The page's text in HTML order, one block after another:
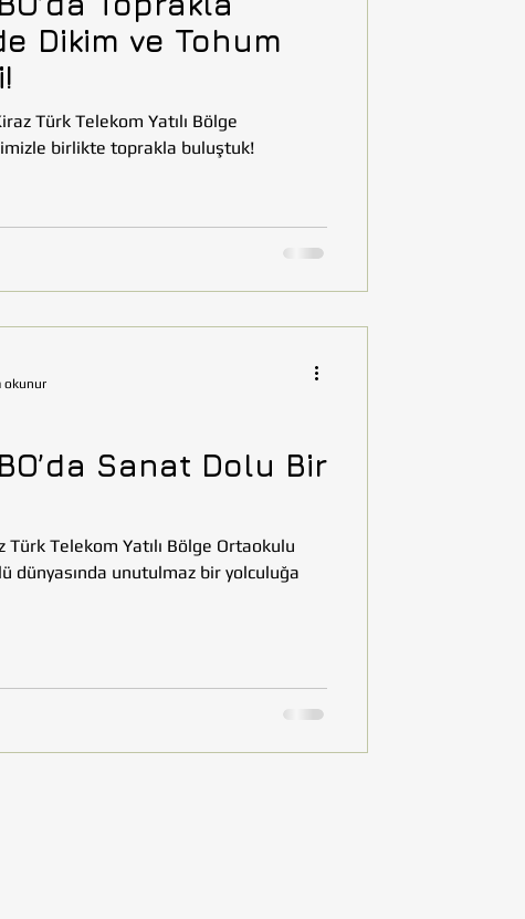
Dikim ve Tohum
Türk Telekom Yatılı Bölge
birlikte toprakla buluştuk!
Sanat Dolu Bir
Türk Telekom Yatılı Bölge Ortaokulu
dünyasında unutulmaz bir yolculuğa
okunur